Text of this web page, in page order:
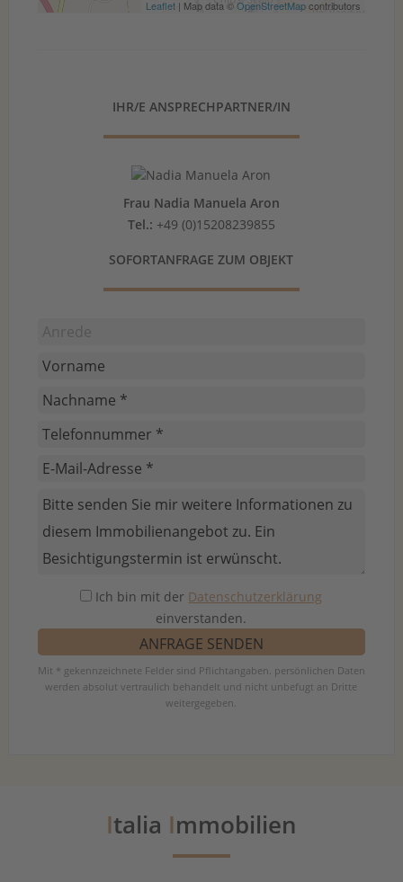
Leaflet | Map data ©OpenStreetMapcontributors
IHR/E ANSPRECHPARTNER/IN
Frau Nadia Manuela Aron
Tel.: +49 (0)15208239855
SOFORTANFRAGE ZUM OBJEKT
Ich bin mit der Datenschutzerklärung
einverstanden.
Mit * gekennzeichnete Felder sind Pflichtangaben. persönlichen Daten
werden absolut vertraulich behandelt und nicht unbefugt an Dritte
weitergegeben.
Italia Immobilien